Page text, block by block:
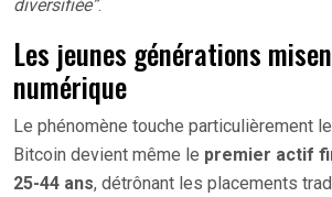
diversifiée”.
Les jeunes générations
numérique
Le phénomène touche particulièrement
Bitcoin devient même le premier actif
25-44 ans, détrônant les placements